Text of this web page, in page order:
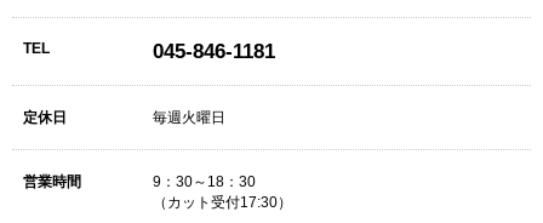
TEL 045-846-1181
定休日 毎週火曜日
営業時間
9：30～18：30
（カット受付17:30）